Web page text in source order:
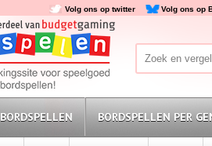
Volg ons op twitter Volg ons op
BORDSPELLEN BORDSPELLEN PER